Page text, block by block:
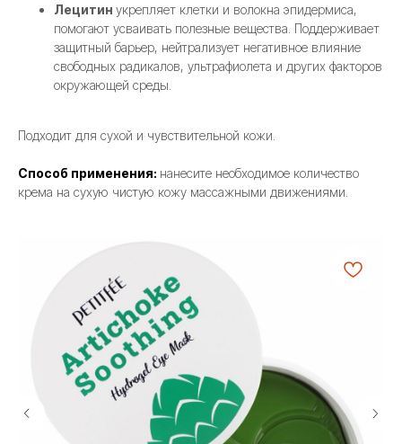
Лецитин укрепляет клетки и волокна эпидермиса,
помогают усваивать полезные вещества. Поддерживает
защитный барьер, нейтрализует негативное влияние
свободных радикалов, ультрафиолета и других факторов
окружающей среды.
Подходит для сухой и чувствительной кожи.
Способ применения: нанесите необходимое количество
крема на сухую чистую кожу массажными движениями.